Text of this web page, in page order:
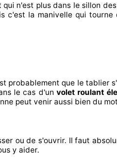
n'est plus dans le sillon
c'est la manivelle qui
probablement que le tablier
le cas d'un volet roulant
peut venir aussi bien du
ou de s'ouvrir. Il faut
y aider.